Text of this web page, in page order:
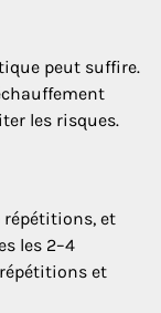
peut suffire.
les risques.
répétitions, et
les 2–4
et